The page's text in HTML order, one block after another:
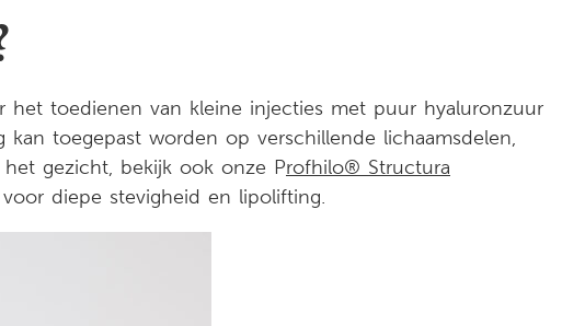
het toedienen van kleine injecties met puur hyaluronzuur
toegepast worden op verschillende lichaamsdelen,
gezicht, bekijk ook onze Profhilo® Structura
diepe stevigheid en lipolifting.